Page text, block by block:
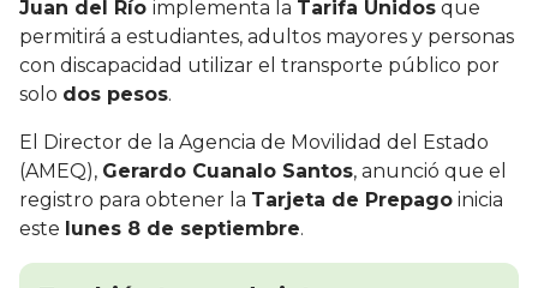
Juan del Río implementa la Tarifa Unidos que
permitirá a estudiantes, adultos mayores y personas
con discapacidad utilizar el transporte público por
solo dos pesos.
El Director de la Agencia de Movilidad del Estado
(AMEQ), Gerardo Cuanalo Santos, anunció que el
registro para obtener la Tarjeta de Prepago inicia
este lunes 8 de septiembre.